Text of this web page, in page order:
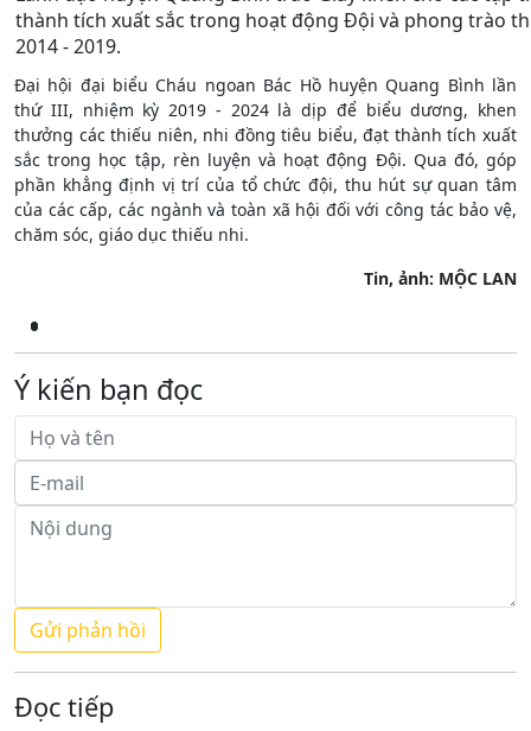
thành tích xuất sắc trong hoạt động Đội và phong trào
2014 - 2019.
Đại hội đại biểu Cháu ngoan Bác Hồ huyện Quang Bình lần
thứ III, nhiệm kỳ 2019 - 2024 là dịp để biểu dương, khen
thưởng các thiếu niên, nhi đồng tiêu biểu, đạt thành tích xuất
sắc trong học tập, rèn luyện và hoạt động Đội. Qua đó, góp
phần khẳng định vị trí của tổ chức đội, thu hút sự quan tâm
của các cấp, các ngành và toàn xã hội đối với công tác bảo vệ,
chăm sóc, giáo dục thiếu nhi.
Tin, ảnh: MỘC LAN
Ý kiến bạn đọc
Đọc tiếp